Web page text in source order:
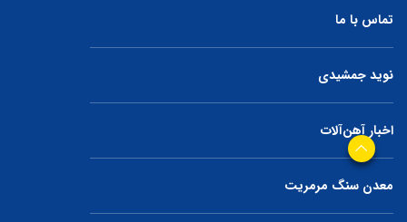
تماس با ما
نوید جمشیدی
اخبار آهن‌آلات
معدن سنگ مرمریت